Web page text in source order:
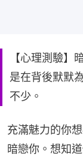
【心理測驗】
是在背後默默
不少。
充滿魅力的你
暗戀你。想知